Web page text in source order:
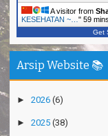
A visitor from
KESEHATAN ~… " 59
Get
Arsip Website 📚
► 2026 (6)
► 2025 (38)